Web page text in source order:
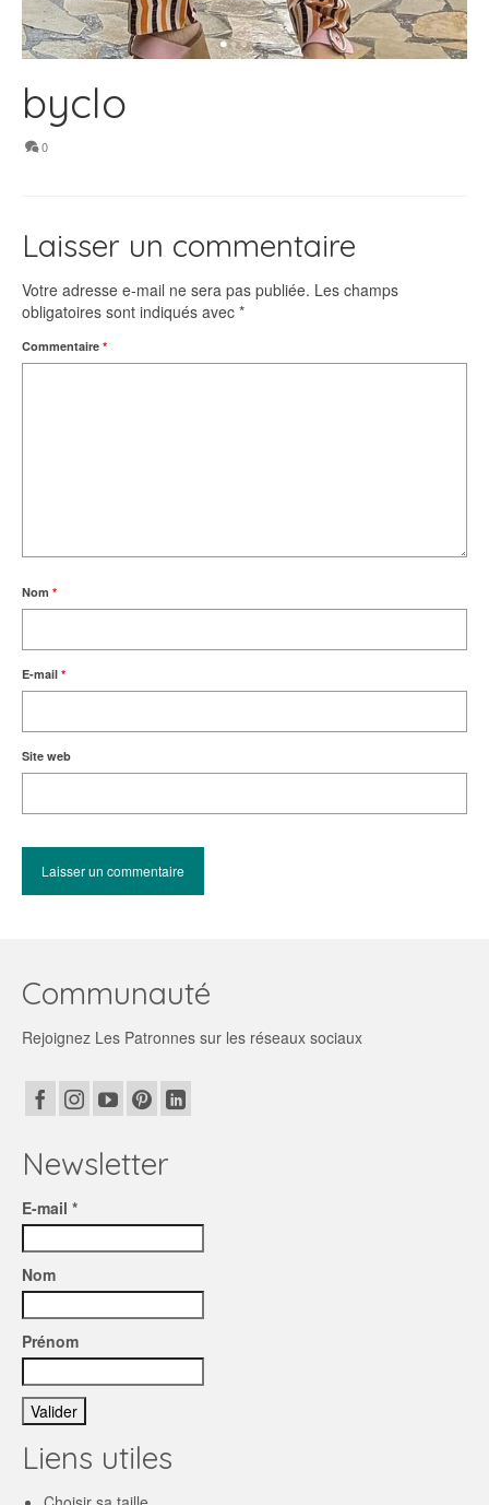
byclo
0
Laisser un commentaire
Votre adresse e-mail ne sera pas publiée. Les champs
obligatoires sont indiqués avec *
Commentaire *
Nom *
E-mail *
Site web
Communauté
Rejoignez Les Patronnes sur les réseaux sociaux
Newsletter
E-mail *
Nom
Prénom
Liens utiles